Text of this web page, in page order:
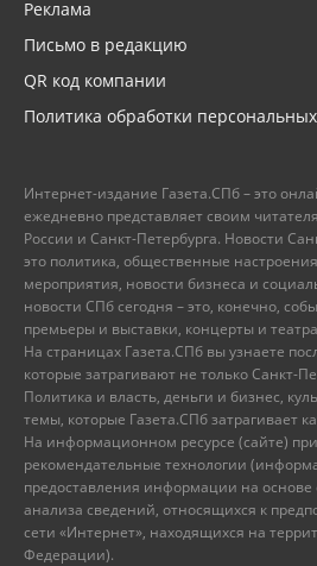
Реклама
Письмо в редакцию
QR код компании
Политика обработки
Интернет-издание Газета.СПб – это
ежедневно представляет своим
России и Санкт-Петербурга. Новости
это политика, общественные
мероприятия, новости бизнеса и
новости СПб сегодня – это, конечно,
премьеры и выставки, концерты и
На страницах Газета.СПб вы узнаете
которые затрагивают не только Санкт-
Политика и власть, деньги и бизнес,
темы, которые Газета.СПб затрагивает
На информационном ресурсе (сайте)
рекомендательные технологии
предоставления информации на основе
анализа сведений, относящихся к
сети «Интернет», находящихся на
Федерации).